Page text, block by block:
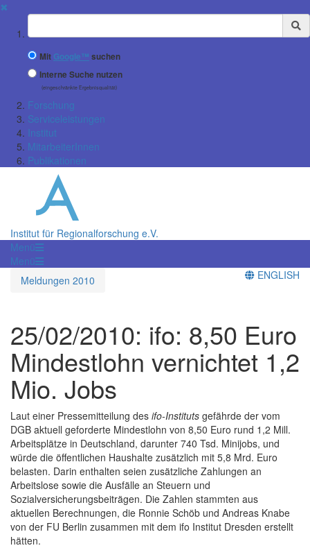
✖
Suchbegriff
Mit Google™ suchen
Interne Suche nutzen
(eingeschränkte Ergebnisqualität)
Forschung
Serviceleistungen
Institut
MitarbeiterInnen
Publikationen
Institut für Regionalforschung e.V.
Menü
Menü
Meldungen 2010
ENGLISH
25/02/2010: ifo: 8,50 Euro
Mindestlohn vernichtet 1,2
Mio. Jobs
Laut einer Pressemitteilung des ifo-Instituts gefährde der vom
DGB aktuell geforderte Mindestlohn von 8,50 Euro rund 1,2 Mill.
Arbeitsplätze in Deutschland, darunter 740 Tsd. Minijobs, und
würde die öffentlichen Haushalte zusätzlich mit 5,8 Mrd. Euro
belasten. Darin enthalten seien zusätzliche Zahlungen an
Arbeitslose sowie die Ausfälle an Steuern und
Sozialversicherungsbeiträgen. Die Zahlen stammten aus
aktuellen Berechnungen, die Ronnie Schöb und Andreas Knabe
von der FU Berlin zusammen mit dem ifo Institut Dresden erstellt
hätten.